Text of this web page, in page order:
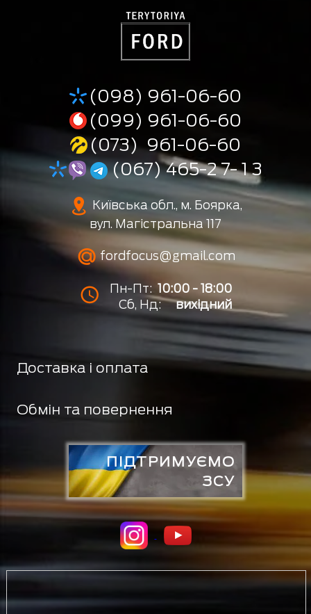
(098) 961-06-60
(099) 961-06-60
(073) 961-06-60
(067) 465-2 7- 1 3
Київська обл., м. Боярка,
вул. Магістральна 117
fordfocus@gmail.com
Пн-Пт: 10:00 - 18:00
Сб, Нд:
вихідний
Доставка і оплата
Обмін та повернення
ПІДТРИМУЄМО
ЗСУ